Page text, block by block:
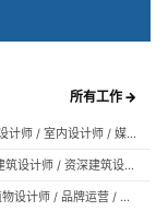
所有工作 →
（上海）dongqi Design 栋栖设计 - 建筑师 / 资深室内设计师 / 室内设计师 / 媒体及公共关系主管 / 设计实习生（常年招聘）
（深圳）英国Quality Innovation United深圳分公司 - 建筑设计师 / 资深建筑设计师 / 室内设计师 / 设计实习生
（广州）风物营造 LANDTEK GROUP - 景观设计师 / 植物设计师 / 品牌运营 / 实习生